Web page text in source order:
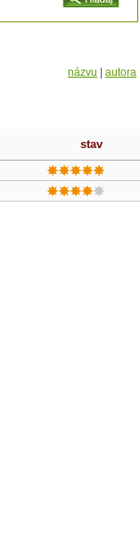
názvu
autora
stav